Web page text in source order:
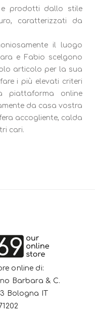
e prodotti dallo stile
caratterizzati da
il luogo
e Fabio scelgono
articolo per la sua
i più elevati criteri
piattaforma online
da casa vostra
accogliente, calda
cari.
online di:
Barbara & C.
Bologna IT